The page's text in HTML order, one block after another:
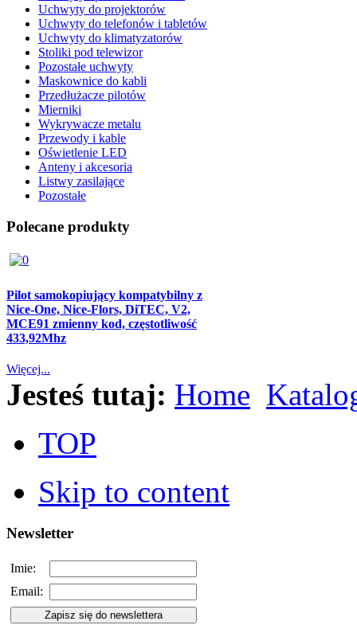
Uchwyty do projektorów
Uchwyty do telefonów i tabletów
Uchwyty do klimatyzatorów
Stoliki pod telewizor
Pozostałe uchwyty
Maskownice do kabli
Przedłużacze pilotów
Mierniki
Wykrywacze metalu
Przewody i kable
Oświetlenie LED
Anteny i akcesoria
Listwy zasilające
Pozostałe
Polecane produkty
Pilot samokopiujący kompatybilny z
Nice-One, Nice-Flors, DiTEC, V2,
MCE91 zmienny kod, częstotliwość
433,92Mhz
Więcej...
Jesteś tutaj: Home
TOP
Skip to content
Newsletter
Imie:
Email: